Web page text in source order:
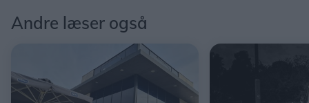
Andre læser også